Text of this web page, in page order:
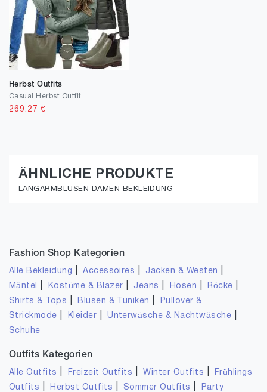
Herbst Outfits
Casual Herbst Outfit
269.27 €
ÄHNLICHE PRODUKTE
LANGARMBLUSEN DAMEN BEKLEIDUNG
Fashion Shop Kategorien
Alle Bekleidung |Accessoires Jacken & Westen
Mäntel Kostüme & Blazer Jeans Hosen Röcke
Shirts & Tops Blusen & Tuniken
Pullover &
Strickmode
Kleider |Unterwäsche & Nachtwäsche
Schuhe
Outfits Kategorien
Alle Outfits Freizeit Outfits |Winter Outfits
Frühlings
Outfits
Herbst Outfits Sommer Outfits
Party